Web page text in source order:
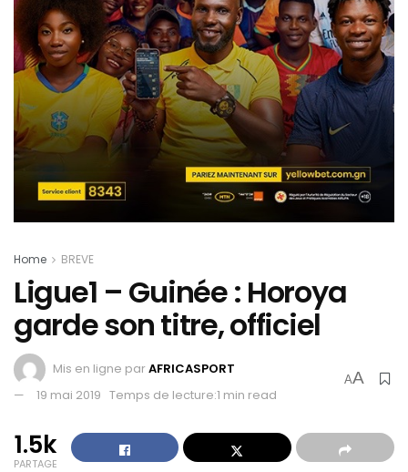
Home BREVE
Ligue1 – Guinée : Horoya
garde son titre, officiel
Mis en ligne parAFRICASPORT
19 mai 2019 Temps de lecture:1 min read
AA
1.5k
PARTAGE